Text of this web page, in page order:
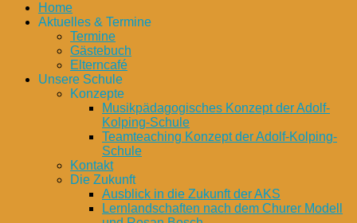
Home
Aktuelles & Termine
Termine
Gästebuch
Elterncafé
Unsere Schule
Konzepte
Musikpädagogisches Konzept der Adolf-
Kolping-Schule
Teamteaching Konzept der Adolf-Kolping-
Schule
Kontakt
Die Zukunft
Ausblick in die Zukunft der AKS
Lernlandschaften nach dem Churer Modell